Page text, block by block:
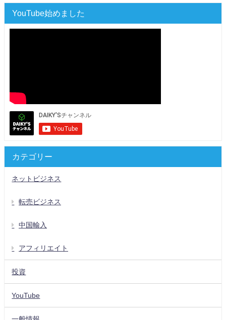
YouTube始めました
カテゴリー
ネットビジネス
転売ビジネス
中国輸入
アフィリエイト
投資
YouTube